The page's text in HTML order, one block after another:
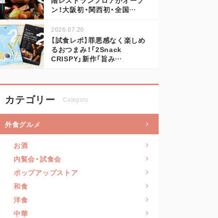
ン！大阪初・関西初・全国…
2026.07.20
【試食レポ】罪悪感なく楽しめ
るおつまみ！「2Snack
CRISPY」新作「旨み…
カテゴリー Category
外食グルメ
お酒
内覧会・試食会
ポップアップストア
和食
洋食
中華